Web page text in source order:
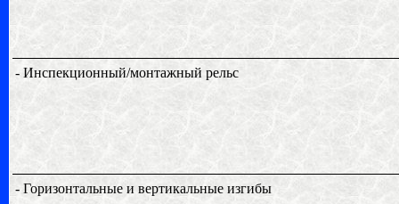
- Инспекционный/монтажный рельс
- Горизонтальные и вертикальные изгибы